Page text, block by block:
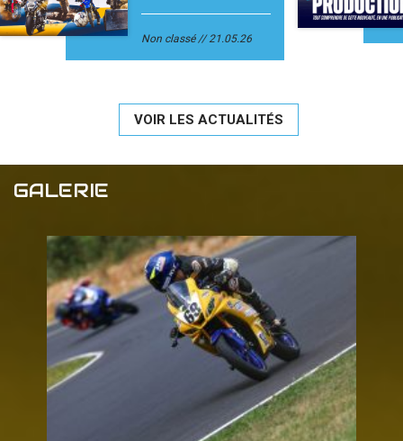
Non classé 21.05.26
VOIR LES ACTUALITÉS
GALERIE